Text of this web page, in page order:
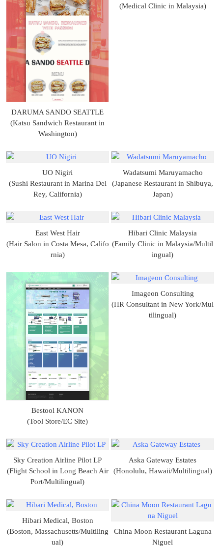
DARUMA SANDO SEATTLE
(Katsu Sandwich Restaurant in
Washington)
(Medical Clinic in Malaysia)
UO Nigiri
(Sushi Restaurant in Marina Del
Rey, California)
Wadatsumi Maruyamacho
(Japanese Restaurant in Shibuya,
Japan)
East West Hair
(Hair Salon in Costa Mesa, Califo
rnia)
Hibari Clinic Malaysia
(Family Clinic in Malaysia/Multil
ingual)
Bestool KANON
(Tool Store/EC Site)
Imageon Consulting
(HR Consultant in New York/Mul
tilingual)
Sky Creation Airline Pilot LP
(Flight School in Long Beach Air
Port/Multilingual)
Aska Gateway Estates
(Honolulu, Hawaii/Multilingual)
Hibari Medical, Boston
(Boston, Massachusetts/Multiling
ual)
China Moon Restaurant Laguna
Niguel